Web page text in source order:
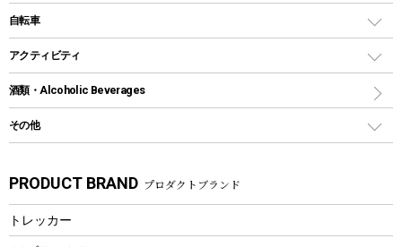
グランドシート
ガイドロープ
ツール
焚き火台&ストーブ
火起こし
バーベキューツール
クッキングツール
ナイフ
カトラリー
マグカップ、カップ
ステンレスボトル
フードボトル
ディズニーボトル
保冷剤
リュック、バックパック
トートバッグ、サコッシュ
ショッピングキャリー
その他アウトドア雑貨
スプレー関係
インフレータブル
カヤック
パドル
ヘルメット
エアーポンプ
自転車
折りたたみ自転車
スポーツサイクル
シティサイクル
自転車ウェア
アクティビティ
マリン
ラッシュガード
パラソル
フローティングベスト
酒類・Alcoholic Beverages
その他
湯たんぽ
防災用品
PRODUCT BRAND プロダクトブランド
トレッカー